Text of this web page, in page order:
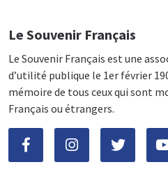
Le Souvenir Français
Le Souvenir Français est une
d’utilité publique le 1er février
mémoire de tous ceux qui sont
Français ou étrangers.